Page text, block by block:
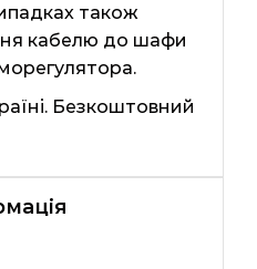
також
кабелю до шафи
Безкоштовний